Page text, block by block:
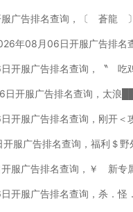
告排名查询，〔 蒼龍 〕[
年08月06日开服广告排名
服广告排名查询，〝 吃
开服广告排名查询，太浪
开服广告排名查询，刚开＜
服广告排名查询，福利＄野
广告排名查询，￥ 新专
开服广告排名查询，杀．怪